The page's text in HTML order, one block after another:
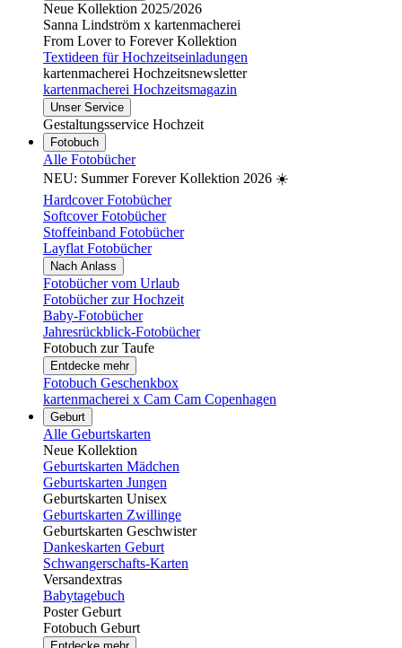
Neue Kollektion 2025/2026
Sanna Lindström x kartenmacherei
From Lover to Forever Kollektion
Textideen für Hochzeitseinladungen
kartenmacherei Hochzeitsnewsletter
kartenmacherei Hochzeitsmagazin
Unser Service
Gestaltungsservice Hochzeit
Fotobuch
Alle Fotobücher
NEU: Summer Forever Kollektion 2026 ☀️
Hardcover Fotobücher
Softcover Fotobücher
Stoffeinband Fotobücher
Layflat Fotobücher
Nach Anlass
Fotobücher vom Urlaub
Fotobücher zur Hochzeit
Baby-Fotobücher
Jahresrückblick-Fotobücher
Fotobuch zur Taufe
Entdecke mehr
Fotobuch Geschenkbox
kartenmacherei x Cam Cam Copenhagen
Geburt
Alle Geburtskarten
Neue Kollektion
Geburtskarten Mädchen
Geburtskarten Jungen
Geburtskarten Unisex
Geburtskarten Zwillinge
Geburtskarten Geschwister
Dankeskarten Geburt
Schwangerschafts-Karten
Versandextras
Babytagebuch
Poster Geburt
Fotobuch Geburt